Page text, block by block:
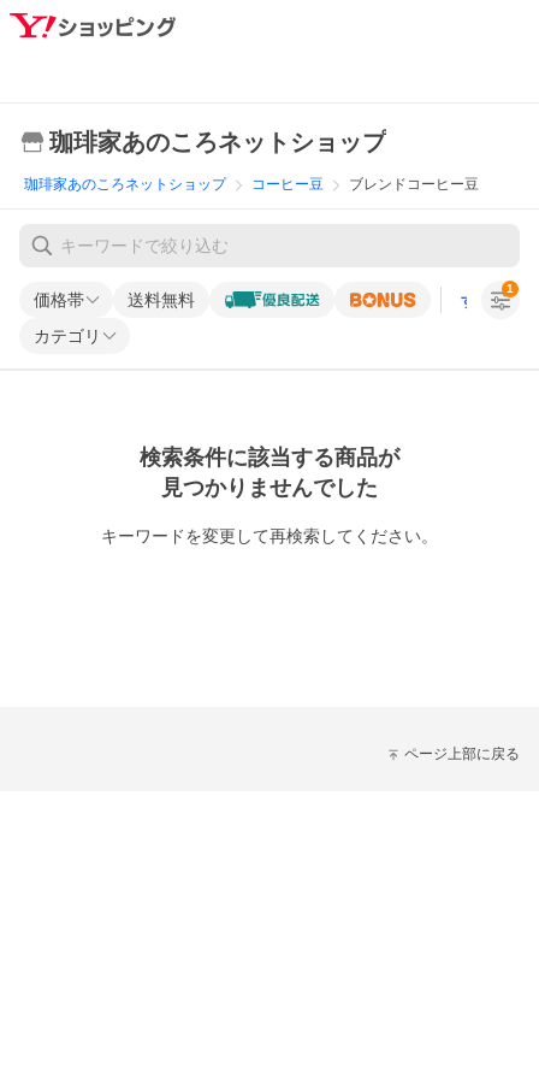
珈琲家あのころネットショップ
珈琲家あのころネットショップ コーヒー豆 ブレンドコーヒー豆
価格帯 送料無料 すべての条
カテゴリ
1
検索条件に該当する商品が
見つかりませんでした
キーワードを変更して再検索してください。
ページ上部に戻る